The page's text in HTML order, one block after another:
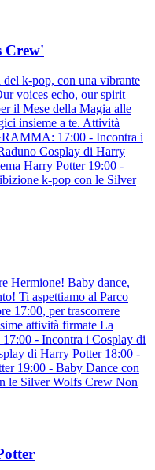
Crew'
k-pop, con una vibrante
voices echo, our spirit
il Mese della Magia alle
insieme a te. Attività
17:00 - Incontra i
Cosplay di Harry
Harry Potter 19:00 -
k-pop con le Silver
Hermione! Baby dance,
Ti aspettiamo al Parco
17:00, per trascorrere
attività firmate La
- Incontra i Cosplay di
di Harry Potter 18:00 -
19:00 - Baby Dance con
le Silver Wolfs Crew Non